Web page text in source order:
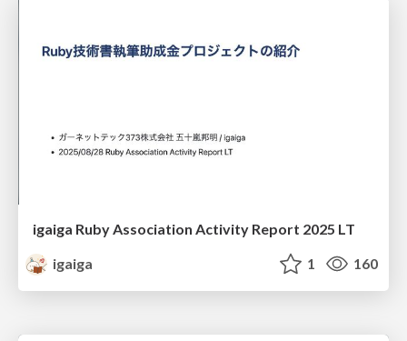
igaiga Ruby Association Activity Report 2025 LT
igaiga
1 160